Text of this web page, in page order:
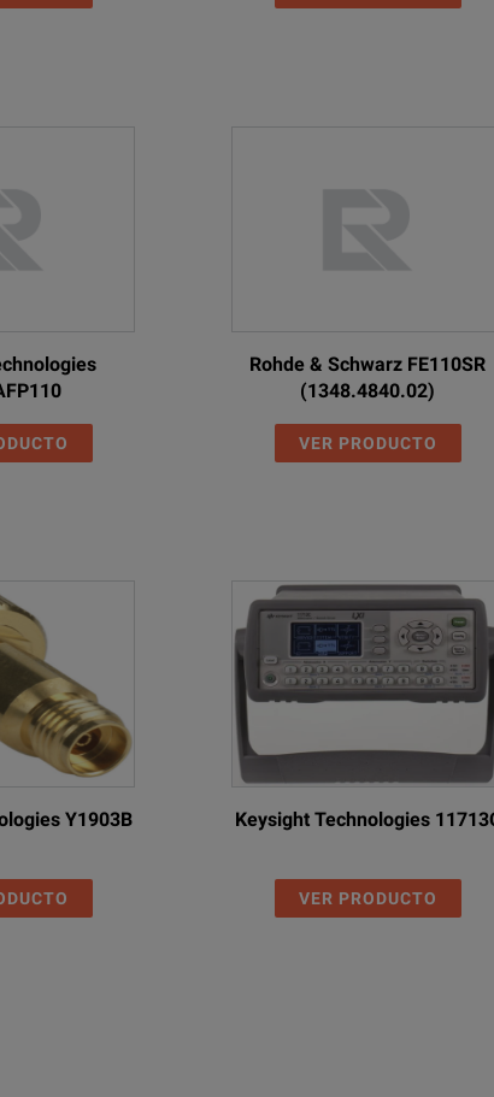
Rohde & Schwarz FE110SR
(1348.4840.02)
VER PRODUCTO
Y1903B Keysight Technologies
VER PRODUCTO